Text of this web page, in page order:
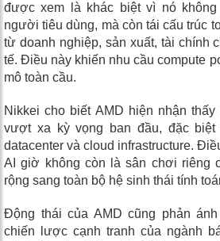
được xem là khác biệt vì nó
người tiêu dùng, mà còn tái cấu trúc
từ doanh nghiệp, sản xuất, tài chính
tế. Điều này khiến nhu cầu compute
mô toàn cầu.
Nikkei cho biết AMD hiện nhận
vượt xa kỳ vọng ban đầu, đặc biệt
datacenter và cloud infrastructure.
AI giờ không còn là sân chơi riêng
rộng sang toàn bộ hệ sinh thái tính
Động thái của AMD cũng phản
chiến lược cạnh tranh của ngành